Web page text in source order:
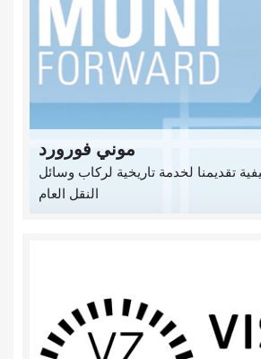
موني فورورد
تقديمنا لخدمة تاريخية لركاب وسائل
النقل العام